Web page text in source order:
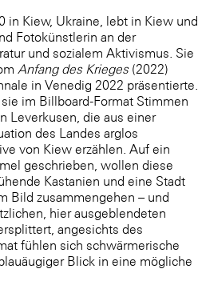
in Kiew, Ukraine, lebt in Kiew und
Fotokünstlerin an der
und sozialem Aktivismus. Sie
Anfang des Krieges(2022)
in Venedig 2022 präsentierte.
im Billboard-Format Stimmen
Leverkusen, die aus einer
des Landes arglos
von Kiew erzählen. Auf ein
geschrieben, wollen diese
Kastanien und eine Stadt
Bild zusammengehen – und
hier ausgeblendeten
angesichts des
fühlen sich schwärmerische
Blick in eine mögliche